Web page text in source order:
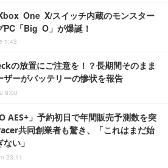
One X/スイッチ内蔵のモンスター
PC「Big O」が爆誕！
1:43
の放置にご注意を！？長期間そのまま
ザーがバッテリーの惨状を報告
8:00
AES+」予約初日で年間販売予測数を突
共同創業者も驚き、「これはまだ始
い」
23:11